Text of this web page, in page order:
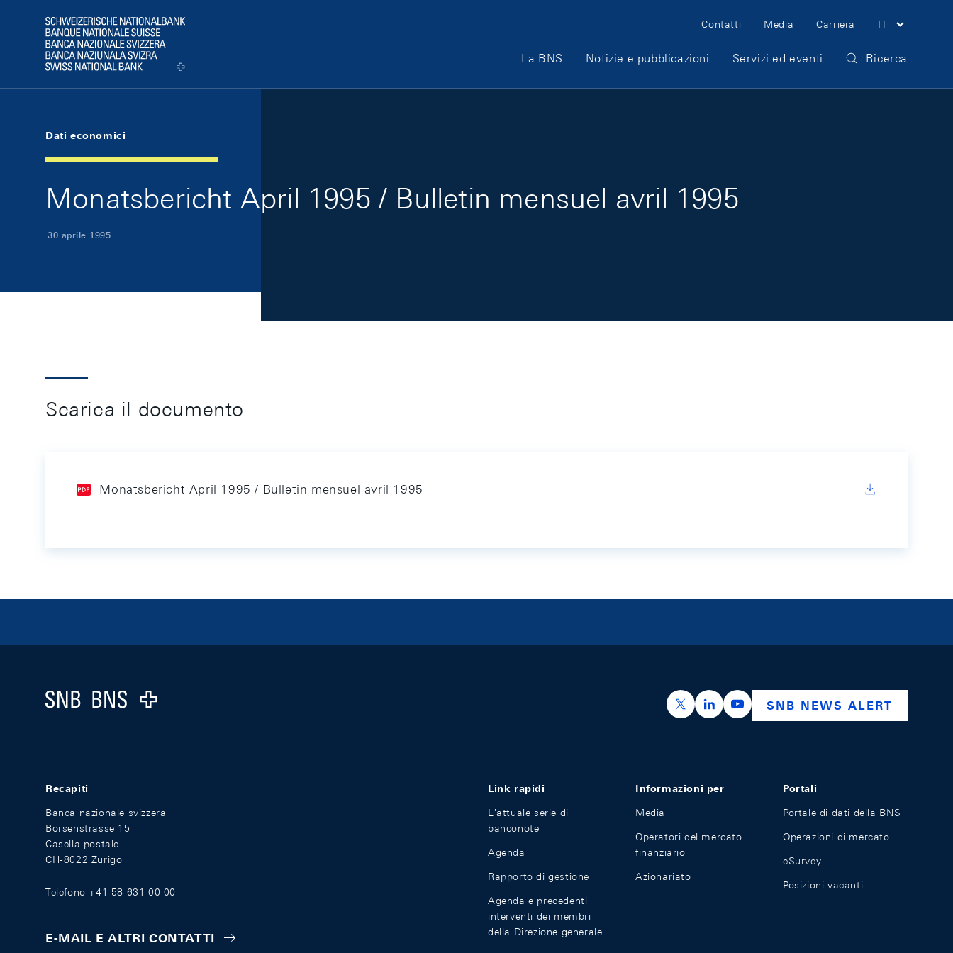
Logo
Meta Navigation
Contatti Media Carriera IT
Main Navigation
La BNS Notizie e pubblicazioni Servizi ed eventi Ricerca
Dati economici
Monatsbericht April 1995 / Bulletin mensuel avril 1995
30 aprile 1995
Scarica il documento
Monatsbericht April 1995 / Bulletin mensuel avril 1995
Logo
https://x.com/snb_bns
https://ch.linkedin.com/company/swiss-
https://www.youtube.com/
SNB NEWS ALERT
Recapiti
Banca nazionale svizzera
Börsenstrasse 15
Casella postale
CH-8022 Zurigo
Telefono +41 58 631 00 00
E-MAIL E ALTRI CONTATTI
Link rapidi
L'attuale serie di
banconote
Agenda
Rapporto di gestione
Agenda e precedenti
interventi dei membri
della Direzione generale
Informazioni per
Media
Operatori del mercato
finanziario
Azionariato
Portali
Portale di dati della BNS
Operazioni di mercato
eSurvey
Posizioni vacanti